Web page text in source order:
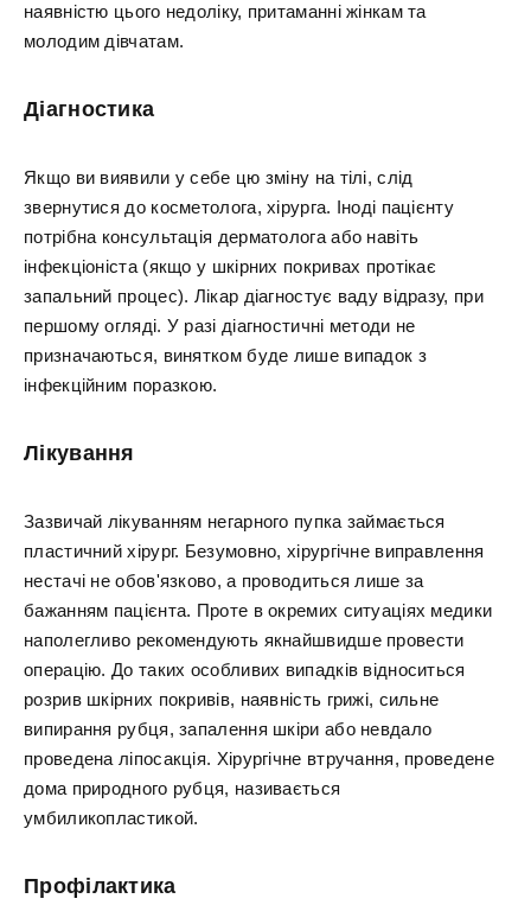
наявністю цього недоліку, притаманні жінкам та
молодим дівчатам.
Діагностика
Якщо ви виявили у себе цю зміну на тілі, слід
звернутися до косметолога, хірурга. Іноді пацієнту
потрібна консультація дерматолога або навіть
інфекціоніста (якщо у шкірних покривах протікає
запальний процес). Лікар діагностує ваду відразу, при
першому огляді. У разі діагностичні методи не
призначаються, винятком буде лише випадок з
інфекційним поразкою.
Лікування
Зазвичай лікуванням негарного пупка займається
пластичний хірург. Безумовно, хірургічне виправлення
нестачі не обов'язково, а проводиться лише за
бажанням пацієнта. Проте в окремих ситуаціях медики
наполегливо рекомендують якнайшвидше провести
операцію. До таких особливих випадків відноситься
розрив шкірних покривів, наявність грижі, сильне
випирання рубця, запалення шкіри або невдало
проведена ліпосакція. Хірургічне втручання, проведене
дома природного рубця, називається
умбиликопластикой.
Профілактика